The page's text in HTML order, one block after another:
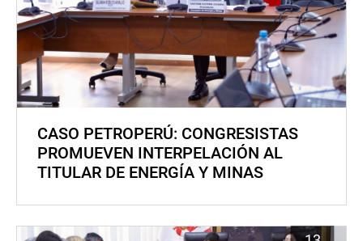
CASO PETROPERÚ: CONGRESISTAS
PROMUEVEN INTERPELACIÓN AL
TITULAR DE ENERGÍA Y MINAS